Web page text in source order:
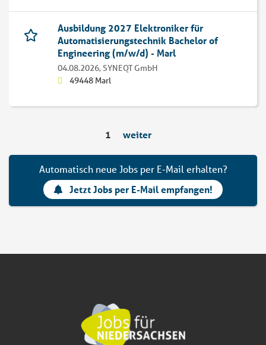
Ausbildung 2027 Elektroniker für
Automatisierungstechnik Bachelor of
Engineering (m/w/d) - Marl
04.08.2026,SYNEQT GmbH
49448 Marl
1 weiter
Automatisch neue Jobs per E-Mail erhalten?
Jetzt Jobs per E-Mail empfangen!